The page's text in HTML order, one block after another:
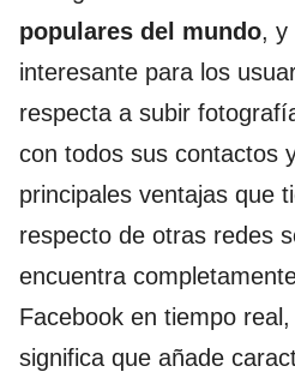
populares del mundo, y
interesante para los
respecta a subir
con todos sus contactos
principales ventajas que
respecto de otras redes
encuentra
Facebook en tiempo
significa que añade